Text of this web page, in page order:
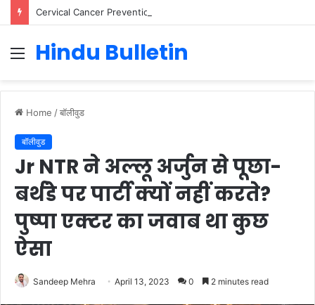
Menu
Hindu Bulletin
Home /बॉलीवुड
बॉलीवुड
Jr NTR ने अल्लू अर्जुन से पूछा-
बर्थडे पर पार्टी क्यों नहीं करते?
पुष्पा एक्टर का जवाब था कुछ
ऐसा
Sandeep Mehra April 13, 2023 0 2 minutes read